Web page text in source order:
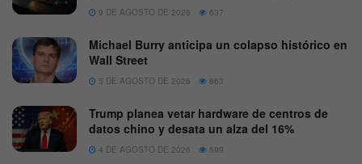
9 DE AGOSTO DE 2026 637
Michael Burry anticipa un colapso histórico en
Wall Street
5 DE AGOSTO DE 2026 863
Trump planea vetar hardware de centros de
datos chino y desata un alza del 16%
4 DE AGOSTO DE 2026 599